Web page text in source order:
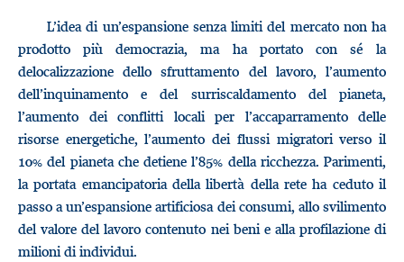
L’idea di un’espansione senza limiti del mercato non ha
prodotto più democrazia, ma ha portato con sé la
delocalizzazione dello sfruttamento del lavoro, l’aumento
dell’inquinamento e del surriscaldamento del pianeta,
l’aumento dei conflitti locali per l’accaparramento delle
risorse energetiche, l’aumento dei flussi migratori verso il
10% del pianeta che detiene l’85% della ricchezza. Parimenti,
la portata emancipatoria della libertà della rete ha ceduto il
passo a un’espansione artificiosa dei consumi, allo svilimento
del valore del lavoro contenuto nei beni e alla profilazione di
milioni di individui.